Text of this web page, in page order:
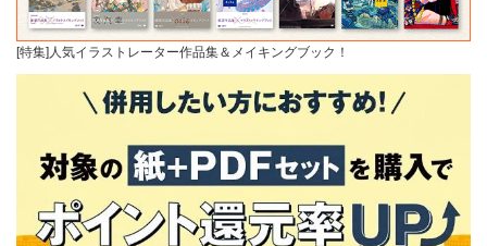
[特集]人気イラストレーター作品集＆メイキングブック！